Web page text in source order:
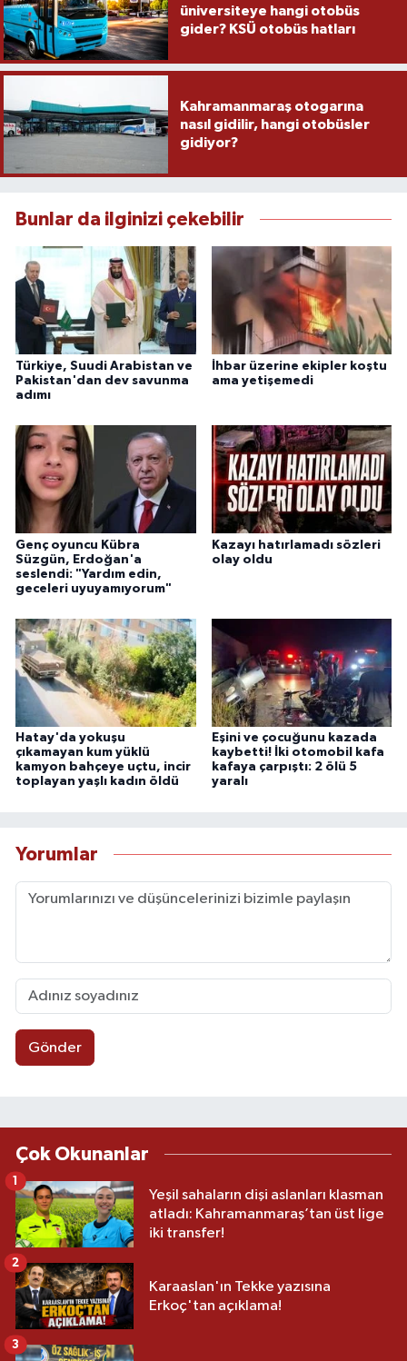
üniversiteye hangi otobüs
gider? KSÜ otobüs hatları
Kahramanmaraş otogarına
nasıl gidilir, hangi otobüsler
gidiyor?
Bunlar da ilginizi çekebilir
Türkiye, Suudi Arabistan ve
Pakistan'dan dev savunma
adımı
İhbar üzerine ekipler koştu
ama yetişemedi
Genç oyuncu Kübra
Süzgün, Erdoğan'a
seslendi: "Yardım edin,
geceleri uyuyamıyorum"
Kazayı hatırlamadı sözleri
olay oldu
Hatay'da yokuşu
çıkamayan kum yüklü
kamyon bahçeye uçtu, incir
toplayan yaşlı kadın öldü
Eşini ve çocuğunu kazada
kaybetti! İki otomobil kafa
kafaya çarpıştı: 2 ölü 5
yaralı
Yorumlar
Gönder
Çok Okunanlar
Yeşil sahaların dişi aslanları klasman
atladı: Kahramanmaraş’tan üst lige
iki transfer!
1
Karaaslan'ın Tekke yazısına
Erkoç'tan açıklama!
2
3